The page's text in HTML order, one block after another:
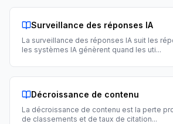
Surveillance des réponses IA
La surveillance des réponses IA suit les
les systèmes IA génèrent quand les uti...
Décroissance de contenu
La décroissance de contenu est la perte
de classements et de taux de citation...